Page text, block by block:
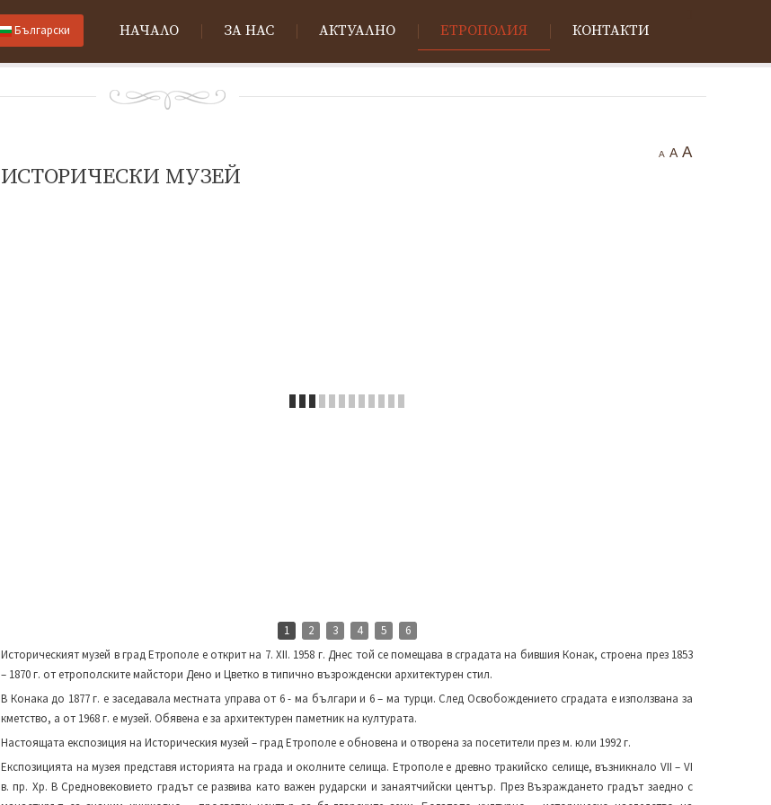
НАЧАЛО ЗА НАС АКТУАЛНО ЕТРОПОЛИЯ КОНТАКТИ
Български
A A A
ИСТОРИЧЕСКИ МУЗЕЙ
1 2 3 4 5
6
Историческият музей в град Етрополе е открит на 7. ХІІ. 1958 г. Днес той се помещава в сградата на бившия Конак, строена през 1853
– 1870 г. от етрополските майстори Дено и Цветко в типично възрожденски архитектурен стил.
В Конака до 1877 г. е заседавала местната управа от 6 - ма българи и 6 – ма турци. След Освобождението сградата е използвана за
кметство, а от 1968 г. е музей. Обявена е за архитектурен паметник на културата.
Настоящата експозиция на Историческия музей – град Етрополе е обновена и отворена за посетители през м. юли 1992 г.
Експозицията на музея представя историята на града и околните селища. Етрополе е древно тракийско селище, възникнало VІІ – VІ
в. пр. Хр. В Средновековието градът се развива като важен рударски и занаятчийски център. През Възраждането градът заедно с